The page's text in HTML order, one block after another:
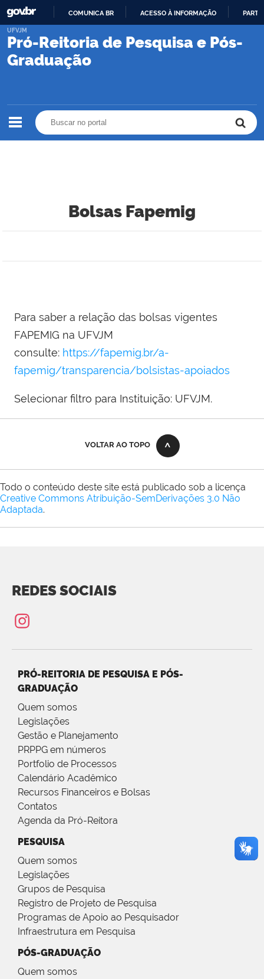
PARA
COMUNICA BR ACESSO À INFORMAÇÃO
Pró-Reitoria de Pesquisa e Pós-
Graduação
UFVJM
Bolsas Fapemig
Para saber a relação das bolsas vigentes
FAPEMIG na UFVJM
consulte: https://fapemig.br/a-
fapemig/transparencia/bolsistas-apoiados
Selecionar filtro para Instituição: UFVJM.
VOLTAR AO TOPO
Todo o conteúdo deste site está publicado sob a licença
Creative Commons Atribuição-SemDerivações 3.0 Não
Adaptada.
REDES SOCIAIS
PRÓ-REITORIA DE PESQUISA E PÓS-
GRADUAÇÃO
Quem somos
Legislações
Gestão e Planejamento
PRPPG em números
Portfolio de Processos
Calendário Acadêmico
Recursos Financeiros e Bolsas
Contatos
Agenda da Pró-Reitora
PESQUISA
Quem somos
Legislações
Grupos de Pesquisa
Registro de Projeto de Pesquisa
Programas de Apoio ao Pesquisador
Infraestrutura em Pesquisa
PÓS-GRADUAÇÃO
Quem somos